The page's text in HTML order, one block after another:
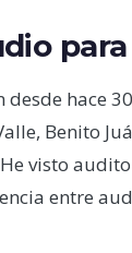
hace
Benito
visto
entre